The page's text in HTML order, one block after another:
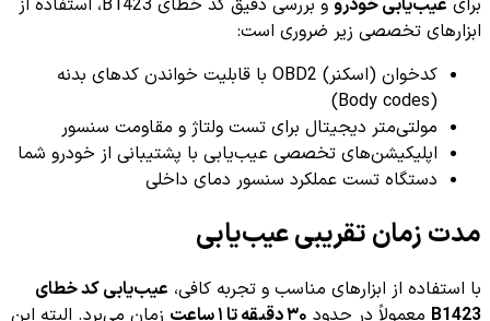
برای عیب‌یابی خودرو
و بررسی دقیق کد خطای B1423، استفاده از
ابزارهای تخصصی زیر ضروری است:
کدخوان (اسکنر) OBD2 با قابلیت خواندن کدهای بدنه
(Body codes)
مولتی‌متر دیجیتال برای تست ولتاژ و مقاومت سنسور
اپلیکیشن‌های تخصصی عیب‌یابی با پشتیبانی از خودرو شما
دستگاه تست عملکرد سنسور دمای داخلی
مدت زمان تقریبی عیب‌یابی
با استفاده از ابزارهای مناسب و تجربه کافی، عیب‌یابی کد خطای
B1423 معمولاً در حدود ۳۰ دقیقه تا ۱ ساعت
زمان می‌برد. البته این